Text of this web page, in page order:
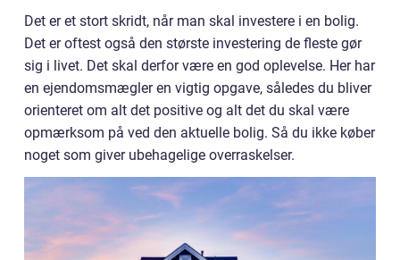
Det er et stort skridt, når man skal investere i en bolig.
Det er oftest også den største investering de fleste gør
sig i livet. Det skal derfor være en god oplevelse. Her har
en ejendomsmægler en vigtig opgave, således du bliver
orienteret om alt det positive og alt det du skal være
opmærksom på ved den aktuelle bolig. Så du ikke køber
noget som giver ubehagelige overraskelser.